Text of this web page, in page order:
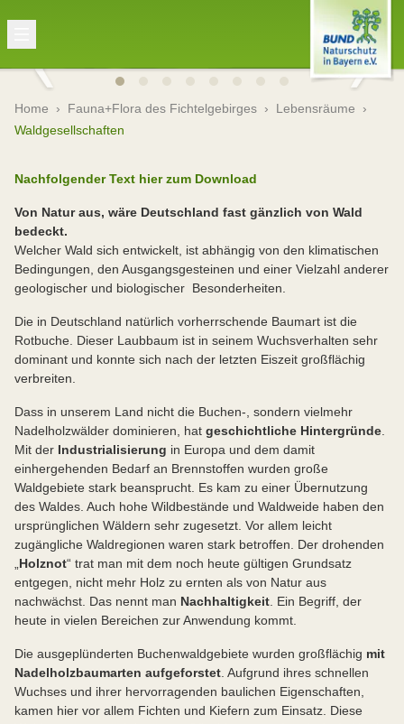
Home › Fauna+Flora des Fichtelgebirges › Lebensräume ›
Waldgesellschaften
Nachfolgender Text hier zum Download
Von Natur aus, wäre Deutschland fast gänzlich von Wald
bedeckt.
Welcher Wald sich entwickelt, ist abhängig von den klimatischen
Bedingungen, den Ausgangsgesteinen und einer Vielzahl anderer
geologischer und biologischer Besonderheiten.
Die in Deutschland natürlich vorherrschende Baumart ist die
Rotbuche. Dieser Laubbaum ist in seinem Wuchsverhalten sehr
dominant und konnte sich nach der letzten Eiszeit großflächig
verbreiten.
Dass in unserem Land nicht die Buchen-, sondern vielmehr
Nadelholzwälder dominieren, hat geschichtliche Hintergründe
Mit der Industrialisierung in Europa und dem damit
einhergehenden Bedarf an Brennstoffen wurden große
Waldgebiete stark beansprucht. Es kam zu einer Übernutzung
des Waldes. Auch hohe Wildbestände und Waldweide haben den
ursprünglichen Wäldern sehr zugesetzt. Vor allem leicht
zugängliche Waldregionen waren stark betroffen. Der drohenden
Holznot“ trat man mit dem noch heute gültigen Grundsatz
entgegen, nicht mehr Holz zu ernten als von Natur aus
nachwächst. Das nennt man Nachhaltigkeit . Ein Begriff, der
heute in vielen Bereichen zur Anwendung kommt.
Die ausgeplünderten Buchenwaldgebiete wurden großflächig mit
Nadelholzbaumarten aufgeforstet . Aufgrund ihres schnellen
Wuchses und ihrer hervorragenden baulichen Eigenschaften,
kamen hier vor allem Fichten und Kiefern zum Einsatz. Diese